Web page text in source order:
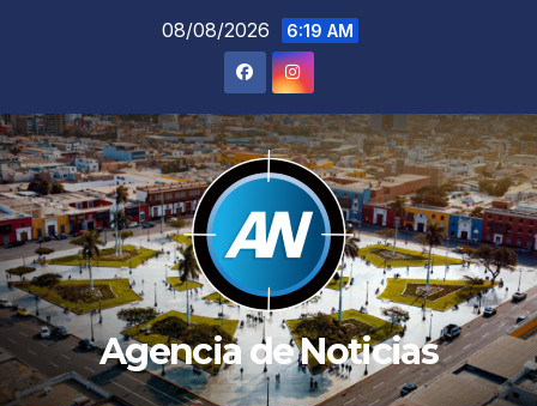
08/08/2026 6:19 AM
Agencia de Noticias